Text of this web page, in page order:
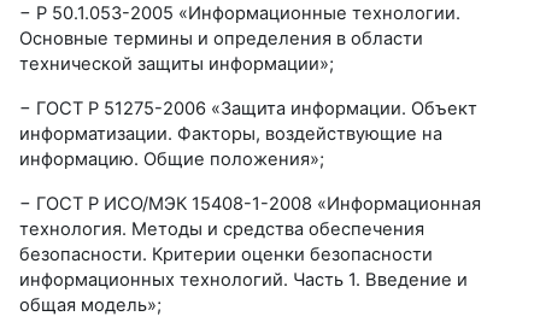
− Р 50.1.053-2005 «Информационные технологии.
Основные термины и определения в области
технической защиты информации»;
− ГОСТ Р 51275-2006 «Защита информации. Объект
информатизации. Факторы, воздействующие на
информацию. Общие положения»;
− ГОСТ Р ИСО/МЭК 15408-1-2008 «Информационная
технология. Методы и средства обеспечения
безопасности. Критерии оценки безопасности
информационных технологий. Часть 1. Введение и
общая модель»;